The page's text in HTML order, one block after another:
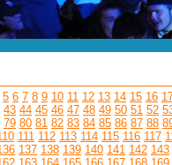
5 6 7 8 9 10 11 12 13 14 15 16
43 44 45 46 47 48 49 50 51 52
79 80 81 82 83 84 85 86 87 88
111 112 113 114 115 116 117
137 138 139 140 141 142 143